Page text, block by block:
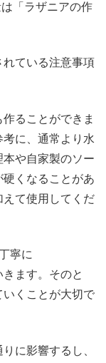
「ラザニアの作
ている注意事項
ることができま
に、通常より水
や自家製のソー
くなることがあ
えて使用してくだ
寧に
ます。そのと
いくことが大切で
に影響するし、